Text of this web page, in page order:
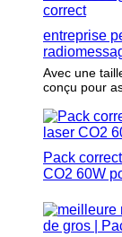
entreprise
correct
Avec une
conçu pour
Pack
CO2 60W